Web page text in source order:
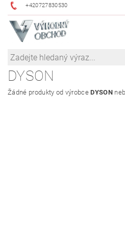
+420727830530
DYSON
Žádné produkty od výrobceDYSON